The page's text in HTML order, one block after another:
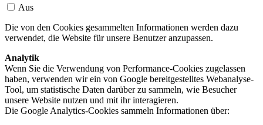
Aus
Die von den Cookies gesammelten Informationen werden dazu
verwendet, die Website für unsere Benutzer anzupassen.
Analytik
Wenn Sie die Verwendung von Performance-Cookies zugelassen
haben, verwenden wir ein von Google bereitgestelltes Webanalyse-
Tool, um statistische Daten darüber zu sammeln, wie Besucher
unsere Website nutzen und mit ihr interagieren.
Die Google Analytics-Cookies sammeln Informationen über: